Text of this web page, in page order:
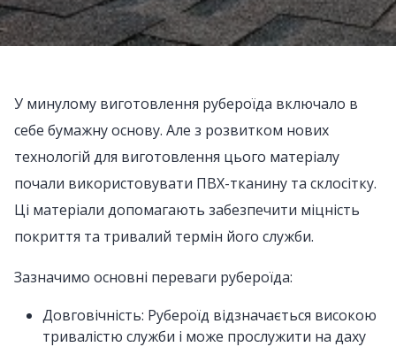
У минулому виготовлення рубероїда включало в
себе бумажну основу. Але з розвитком нових
технологій для виготовлення цього матеріалу
почали використовувати ПВХ-тканину та склосітку.
Ці матеріали допомагають забезпечити міцність
покриття та тривалий термін його служби.
Зазначимо основні переваги рубероїда:
Довговічність: Рубероїд відзначається високою
тривалістю служби і може прослужити на даху